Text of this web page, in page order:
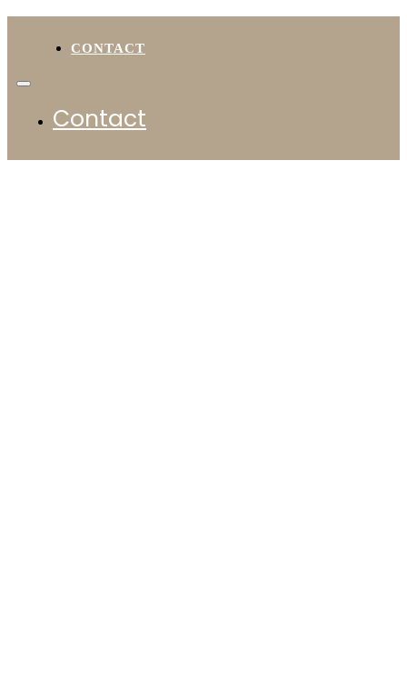
CONTACT
Contact